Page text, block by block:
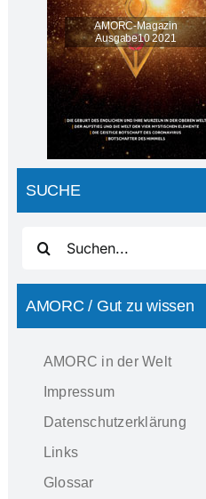
AMORC-Magazin
Ausgabe10 2021
SUCHE
nach:
AMORC / Gut zu wissen
AMORC in der Welt
Impressum
Datenschutzerklärung
Links
Glossar